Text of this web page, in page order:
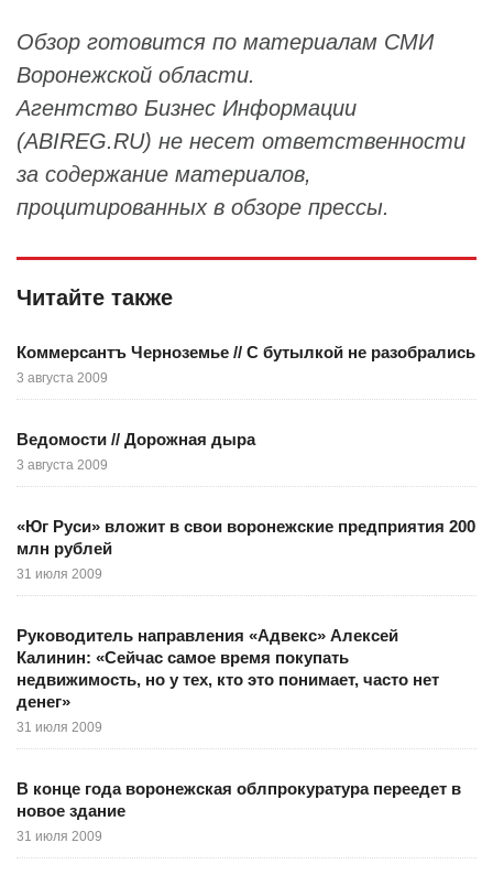
Обзор готовится по материалам СМИ
Воронежской области.
Агентство Бизнес Информации
(ABIREG.RU) не несет ответственности
за содержание материалов,
процитированных в обзоре прессы.
Читайте также
Коммерсантъ Черноземье // С бутылкой не разобрались
3 августа 2009
Ведомости // Дорожная дыра
3 августа 2009
«Юг Руси» вложит в свои воронежские предприятия 200
млн рублей
31 июля 2009
Руководитель направления «Адвекс» Алексей
Калинин: «Сейчас самое время покупать
недвижимость, но у тех, кто это понимает, часто нет
денег»
31 июля 2009
В конце года воронежская облпрокуратура переедет в
новое здание
31 июля 2009